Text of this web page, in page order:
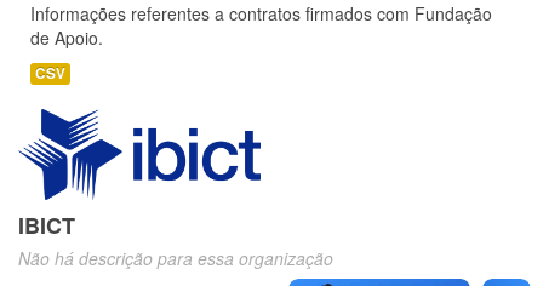
Informações referentes a contratos firmados com Fundação
de Apoio.
CSV
IBICT
Não há descrição para essa organização